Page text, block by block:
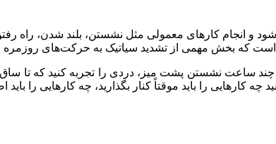
انجام کارهای معمولی مثل نشستن، بلند شدن، راه رفتن
است که بخش مهمی از تشدید سیاتیک به حرکت‌های
ساعت نشستن پشت میز، دردی را تجربه کنید که تا
را باید موقتاً کنار بگذارید، چه کارهایی را